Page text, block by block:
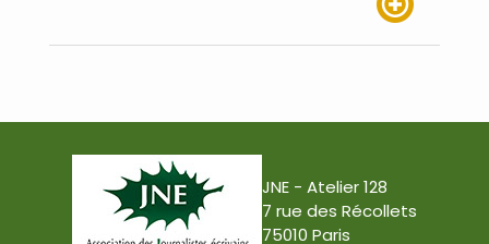
JNE - Atelier 128
7 rue des Récollets
75010 Paris